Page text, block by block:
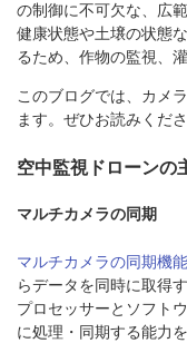
の制御に不可欠な、広
健康状態や土壌の状態
るため、作物の監視、
このブログでは、カメ
ます。ぜひお読みくださ
空中監視ドローンの
マルチカメラの同期
マルチカメラの同期機
らデータを同時に取得
プロセッサーとソフト
に処理・同期する能力